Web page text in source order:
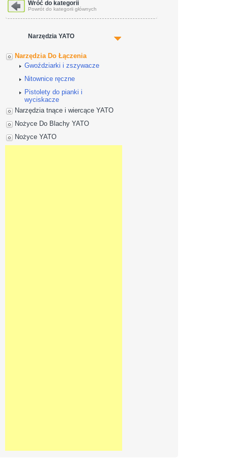
Wróć do kategorii
Powrót do kategorii głównych
Narzędzia YATO
Narzędzia Do Łączenia
Gwoździarki i zszywacze
Nitownice ręczne
Pistolety do pianki i
wyciskacze
Narzędzia tnące i wiercące YATO
Nożyce Do Blachy YATO
Nożyce YATO